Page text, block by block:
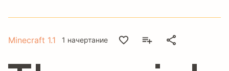
Minecraft 1.1 1 начертание